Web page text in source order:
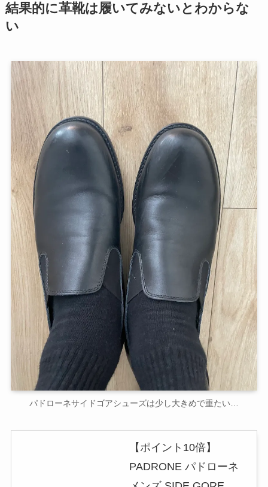
結果的に革靴は履いてみないとわからな
い
パドローネサイドゴアシューズは少し大きめで重たい…
【ポイント10倍】
PADRONE パドローネ